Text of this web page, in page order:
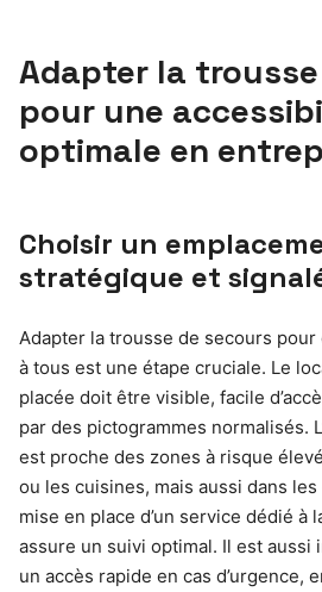
Adapter la
pour une
optimale en
Choisir un
stratégique et
Adapter la trousse de secours pour
à tous est une étape cruciale. Le
placée doit être visible, facile
par des pictogrammes normalisés.
est proche des zones à risque
ou les cuisines, mais aussi dans
mise en place d’un service dédié à
assure un suivi optimal. Il est aussi
un accès rapide en cas d’urgence,